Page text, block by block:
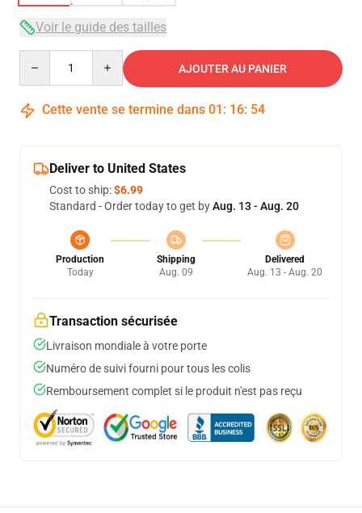
Voir le guide des tailles
AJOUTER AU PANIER
Cette vente se termine dans 01 : 16: 54
Deliver to United States
Cost to ship:$6.99
Standard - Order today to get byAug. 13 - Aug. 20
Production
Today
Shipping
Aug. 09
Delivered
Aug. 13 - Aug. 20
Transaction sécurisée
Livraison mondiale à votre porte
Numéro de suivi fourni pour tous les colis
Remboursement complet si le produit n'est pas reçu